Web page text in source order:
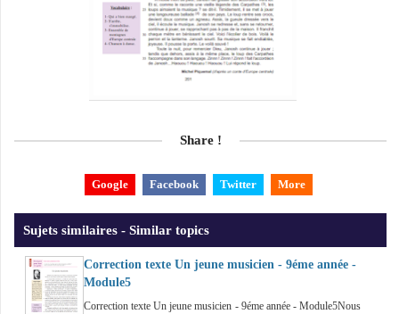
Share !
Google Facebook Twitter More
Sujets similaires - Similar topics
Correction texte Un jeune musicien - 9éme année -
Module5
Correction texte Un jeune musicien - 9éme année - Module5Nous